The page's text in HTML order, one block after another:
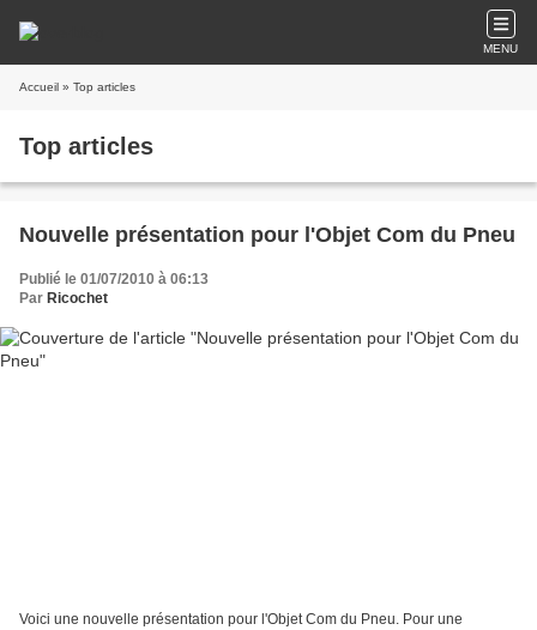
MENU
Accueil » Top articles
Top articles
Nouvelle présentation pour l'Objet Com du Pneu
Publié le 01/07/2010 à 06:13
Par Ricochet
Voici une nouvelle présentation pour l'Objet Com du Pneu. Pour une